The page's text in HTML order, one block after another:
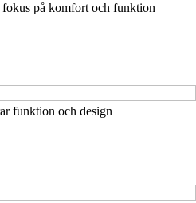
på komfort och funktion
funktion och design